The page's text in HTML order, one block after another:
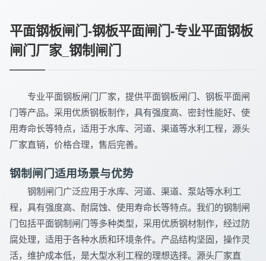
平面钢板闸门-钢板平面闸门-专业平面钢板
闸门厂家_钢制闸门
专业平面钢板闸门厂家，提供平面钢板闸门、钢板平面闸
门等产品。采用优质钢板制作，具有强度高、密封性能好、使
用寿命长等特点，适用于水库、河道、渠道等水利工程，源头
厂家直销，价格合理，售后完善。
钢制闸门适用场景与优势
钢制闸门广泛应用于水库、河道、渠道、泵站等水利工
程，具有强度高、耐腐蚀、使用寿命长等特点。我们的钢制闸
门包括平面钢制闸门等多种类型，采用优质钢材制作，经过防
腐处理，适用于各种水质和环境条件。产品结构坚固，操作灵
活，维护成本低，是大型水利工程的理想选择。源头厂家直